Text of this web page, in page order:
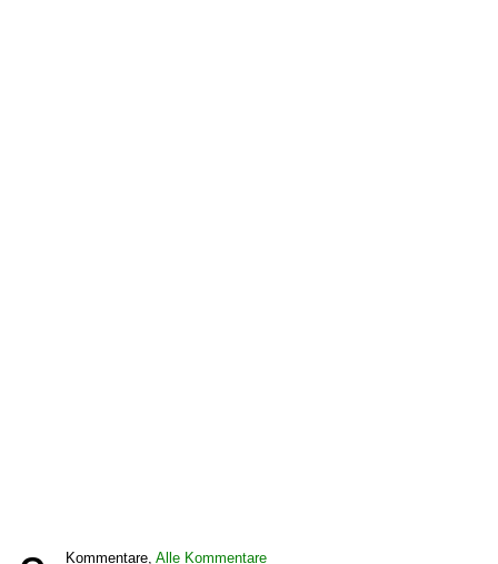
Kommentare, Alle Kommentare